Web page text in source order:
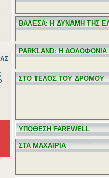
ΒΑΛΕΣΑ: Η ΔΥΝΑΜΗ ΤΗΣ
PARKLAND: Η
ΣΤΟ ΤΕΛΟΣ ΤΟΥ ΔΡΟΜΟΥ
ΥΠΟΘΕΣΗ FAREWELL
ΣΤΑ ΜΑΧΑΙΡΙΑ